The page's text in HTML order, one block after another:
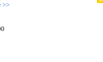
>>